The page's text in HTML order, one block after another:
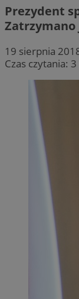
Prezydent
19 sierpnia
Czas czytania: